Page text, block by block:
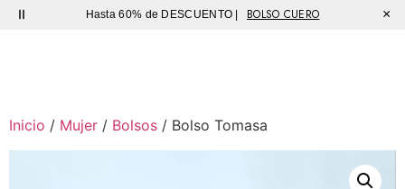
Hasta 60% de DESCUENTO | BOLSO CUERO ×
Inicio / Mujer / Bolsos / Bolso Tomasa